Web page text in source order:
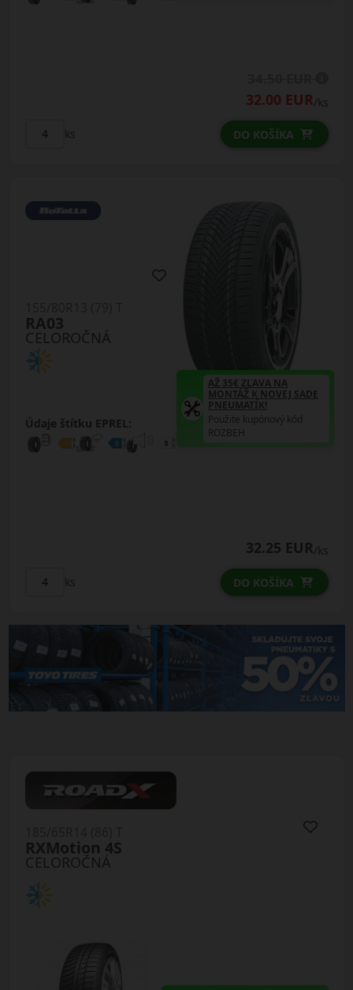
32.00 EUR/ks
ks DO KOŠÍKA
CELOROČNÁ
RA03
Údaje štítku EPREL:
AŽ 35€ ZĽAVA NA
MONTÁŽ K NOVEJ SADE
PNEUMATÍK!
Použite kupónový kód
ROZBEH
32.25 EUR/ks
ks DO KOŠÍKA
CELOROČNÁ
RXMotion 4S